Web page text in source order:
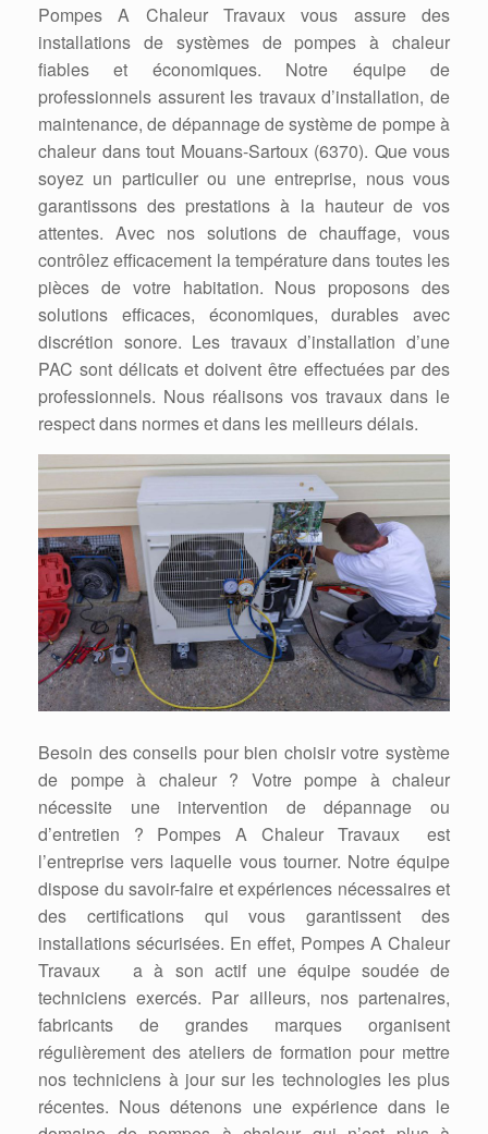
Pompes A Chaleur Travaux vous assure des
installations de systèmes de pompes à chaleur
fiables et économiques. Notre équipe de
professionnels assurent les travaux d’installation, de
maintenance, de dépannage de système de pompe à
chaleur dans tout Mouans-Sartoux (6370). Que vous
soyez un particulier ou une entreprise, nous vous
garantissons des prestations à la hauteur de vos
attentes. Avec nos solutions de chauffage, vous
contrôlez efficacement la température dans toutes les
pièces de votre habitation. Nous proposons des
solutions efficaces, économiques, durables avec
discrétion sonore. Les travaux d’installation d’une
PAC sont délicats et doivent être effectuées par des
professionnels. Nous réalisons vos travaux dans le
respect dans normes et dans les meilleurs délais.
Besoin des conseils pour bien choisir votre système
de pompe à chaleur ? Votre pompe à chaleur
nécessite une intervention de dépannage ou
d’entretien ? Pompes A Chaleur Travaux est
l’entreprise vers laquelle vous tourner. Notre équipe
dispose du savoir-faire et expériences nécessaires et
des certifications qui vous garantissent des
installations sécurisées. En effet, Pompes A Chaleur
Travaux a à son actif une équipe soudée de
techniciens exercés. Par ailleurs, nos partenaires,
fabricants de grandes marques organisent
régulièrement des ateliers de formation pour mettre
nos techniciens à jour sur les technologies les plus
récentes. Nous détenons une expérience dans le